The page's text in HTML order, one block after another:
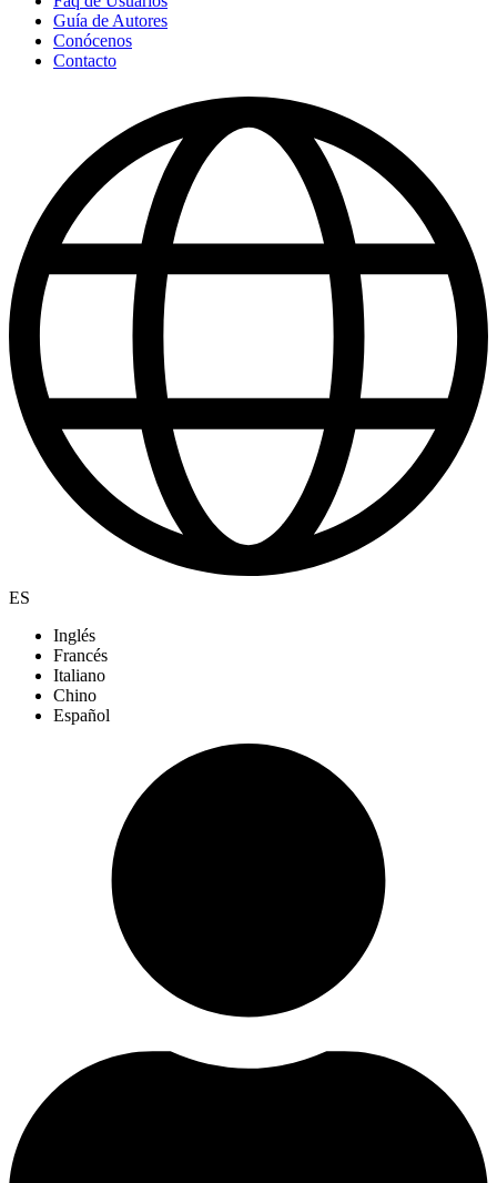
Guía de Autores
Conócenos
Contacto
ES
Inglés
Francés
Italiano
Chino
Español